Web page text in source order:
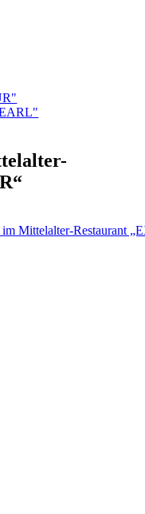
Mittelalter-Restaurant